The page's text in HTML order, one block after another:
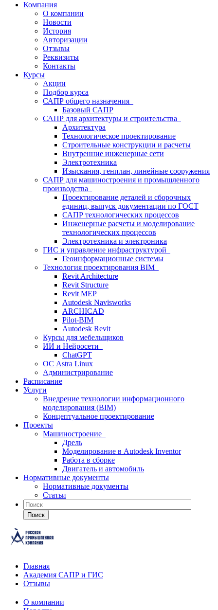
Компания
О компании
Новости
История
Авторизации
Отзывы
Реквизиты
Контакты
Курсы
Акции
Подбор курса
САПР общего назначения
Базовый САПР
САПР для архитектуры и строительства
Архитектура
Технологическое проектирование
Строительные конструкции и расчеты
Внутренние инженерные сети
Электротехника
Изыскания, генплан, линейные сооружения
САПР для машиностроения и промышленного
производства
Проектирование деталей и сборочных
единиц, выпуск документации по ГОСТ
САПР технологических процессов
Инженерные расчеты и моделирование
технологических процессов
Электротехника и электроника
ГИС и управление инфраструктурой
Геоинформационные системы
Технология проектирования BIM
Revit Architecture
Revit Structure
Revit MEP
Autodesk Navisworks
ARCHICAD
Pilot-BIM
Autodesk Revit
Курсы для мебельщиков
ИИ и Нейросети
ChatGPT
ОС Astra Linux
Администрирование
Расписание
Услуги
Внедрение технологии информационного
моделирования (BIM)
Концептуальное проектирование
Проекты
Машиностроение
Дрель
Моделирование в Autodesk Inventor
Работа в сборке
Двигатель и автомобиль
Нормативные документы
Нормативные документы
Статьи
Поиск
Главная
Академия САПР и ГИС
Отзывы
О компании